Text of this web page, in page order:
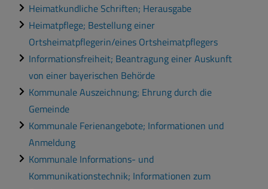
Heimatkundliche Schriften; Herausgabe
Heimatpflege; Bestellung einer
Ortsheimatpflegerin/eines Ortsheimatpflegers
Informationsfreiheit; Beantragung einer Auskunft
von einer bayerischen Behörde
Kommunale Auszeichnung; Ehrung durch die
Gemeinde
Kommunale Ferienangebote; Informationen und
Anmeldung
Kommunale Informations- und
Kommunikationstechnik; Informationen zum